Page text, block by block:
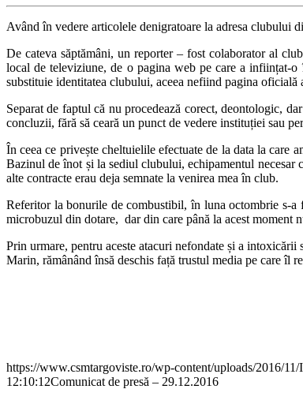
Având în vedere articolele denigratoare la adresa clubului
De cateva săptămâni, un reporter – fost colaborator al
local de televiziune, de o pagina web pe care a inființat-
substituie identitatea clubului, aceea nefiind pagina oficială
Separat de faptul că nu procedează corect, deontologic,
concluzii, fără să ceară un punct de vedere instituției sau
În ceea ce privește cheltuielile efectuate de la data la
Bazinul de înot și la sediul clubului, echipamentul necesar
alte contracte erau deja semnate la venirea mea în club.
Referitor la bonurile de combustibil, în luna octombrie s-
microbuzul din dotare, dar din care până la acest moment
Prin urmare, pentru aceste atacuri nefondate și a
Marin, rămânând însă deschis față trustul media pe care îl
https://www.csmtargoviste.ro/wp-content/uploads/2016/
12:10:12Comunicat de presă – 29.12.2016